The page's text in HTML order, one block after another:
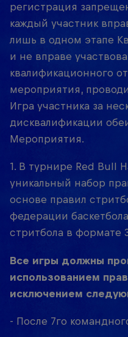
регистрация
каждый участник
лишь в одном этапе
и не вправе
квалификационного
мероприятия,
Игра участника за
дисквалификации
Мероприятия.
1. В турнире Red Bull
уникальный набор
основе правил
федерации
стритбола в формате
Все игры должны
использованием
исключением
- После 7го